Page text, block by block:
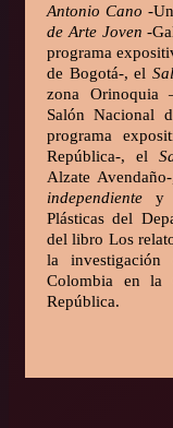
Antonio Cano -
de Arte Joven -
programa
de Bogotá-, el
zona Orinoquia
Salón Nacional
programa
República-, el
Alzate
independientey
Plásticas del
del libro Los
la investigación
Colombia en la
República.